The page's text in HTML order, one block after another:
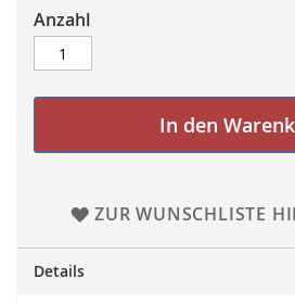
Anzahl
In den
ZUR WUNSCHLISTE
Details